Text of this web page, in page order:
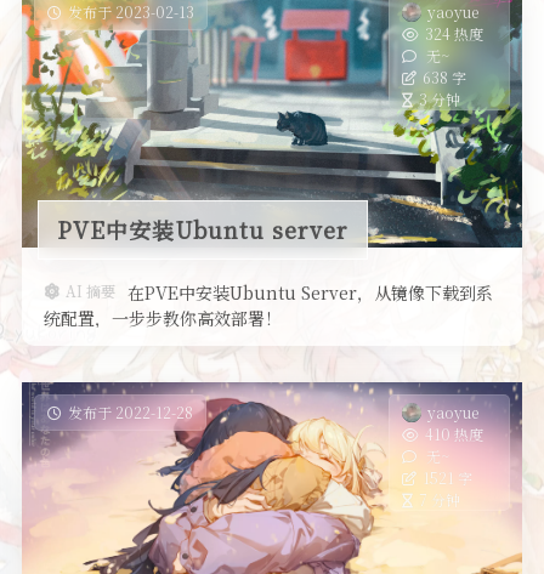
发布于 2023-02-13
yaoyue
324 热度
无~
638 字
3 分钟
PVE中安装Ubuntu server
AI 摘要 在PVE中安装Ubuntu Server，从镜像下载到系
统配置，一步步教你高效部署！
发布于 2022-12-28
yaoyue
410 热度
无~
1521 字
7 分钟